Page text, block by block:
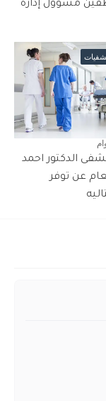
مسؤول إدارة
الدكتور احمد
عن توفر